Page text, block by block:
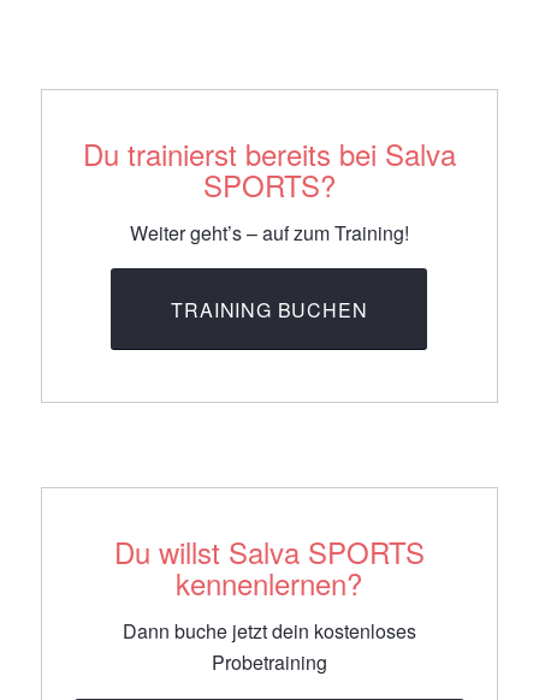
Du trainierst bereits bei Salva
SPORTS?
Weiter geht’s – auf zum Training!
TRAINING BUCHEN
Du willst Salva SPORTS
kennenlernen?
Dann buche jetzt dein kostenloses
Probetraining